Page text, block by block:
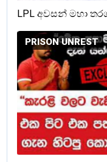
LPL අවසන් මහා
PRISON UNREST